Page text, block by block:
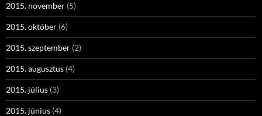
2015. november (5)
2015. október (6)
2015. szeptember (2)
2015. augusztus (4)
2015. július (3)
2015. június (4)